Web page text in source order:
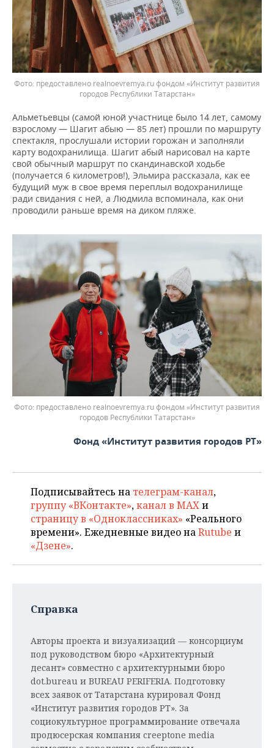
предоставлено realnoevremya.ru фондом «Институт развития
городов Республики Татарстан»
Альметьевцы (самой юной участнице было 14 лет, самому
взрослому — Шагит абыю — 85 лет) прошли по маршруту
спектакля, прослушали истории горожан и заполняли
карту водохранилища. Шагит абый нарисовал на карте
свой обычный маршрут по скандинавской ходьбе
(получается 6 километров!), Эльмира рассказала, как ее
будущий муж в свое время переплыл водохранилище
ради свидания с ней, а Людмила вспоминала, как они
проводили раньше время на диком пляже.
предоставлено realnoevremya.ru фондом «Институт развития
городов Республики Татарстан»
Фонд «Институт развития городов РТ»
Подписывайтесь на телеграм-канал,
группу «ВКонтакте»,канал в MAXи
страницу в «Одноклассниках» «Реального
времени». Ежедневные видео наRutube и
«Дзене».
Справка
Авторы проекта и визуализаций — консорциум
под руководством бюро «Архитектурный
десант» совместно с архитектурными бюро
dot.bureau и BUREAU PERIFERIA. Подготовку
всех заявок от Татарстана курировал Фонд
«Институт развития городов РТ». За
социокультурное программирование отвечала
продюсерская компания creeptone media